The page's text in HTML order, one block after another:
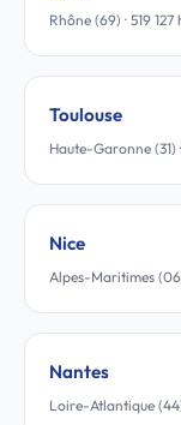
Rhône (69) · 519 127
Toulouse
Haute-Garonne (31)
Nice
Alpes-Maritimes
Nantes
Loire-Atlantique